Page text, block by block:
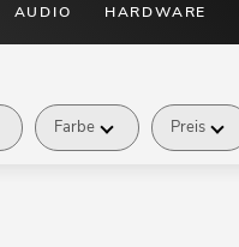
AUDIO HARDWARE
Farbe Preis